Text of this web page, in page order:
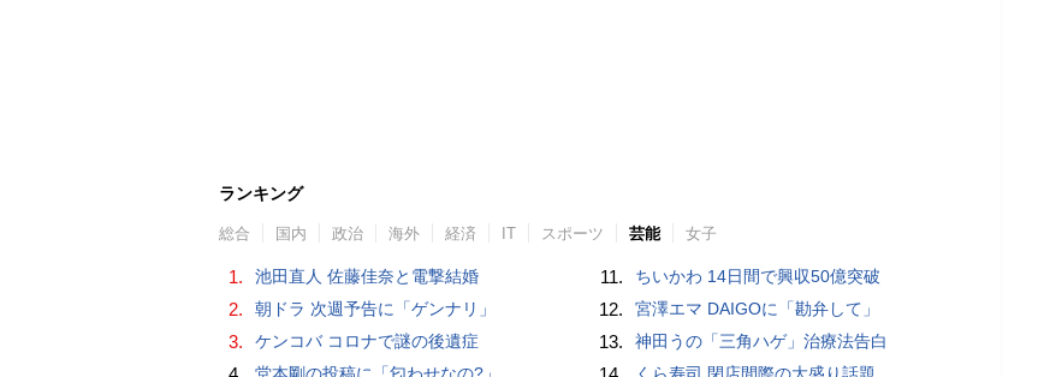
ランキング
総合 国内 政治 海外 経済 IT スポーツ 芸能 女子
1. 池田直人 佐藤佳奈と電撃結婚
2. 朝ドラ 次週予告に「ゲンナリ」
3. ケンコバ コロナで謎の後遺症
堂本剛の投稿に「匂わせなの?」
11. ちいかわ 14日間で興収50億突破
12. 宮澤エマ DAIGOに「勘弁して」
13. 神田うの「三角ハゲ」治療法告白
くら寿司 閉店間際の大盛り話題